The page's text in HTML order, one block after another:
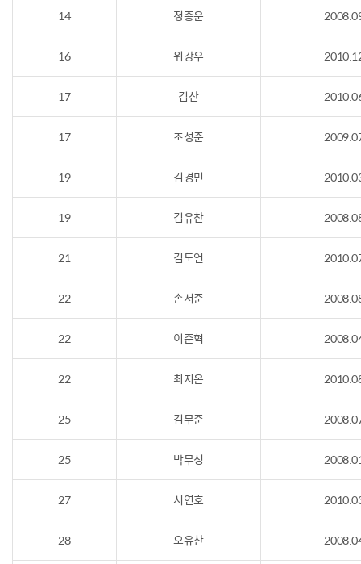
14 정종운
16 위강우
17 김산
17 조성준
19 김경민
19 김유찬
21 김도언
22 손서준
22 이준혁
22 최지온
25 김무준
25 박무성
27 서연호
28 오유찬